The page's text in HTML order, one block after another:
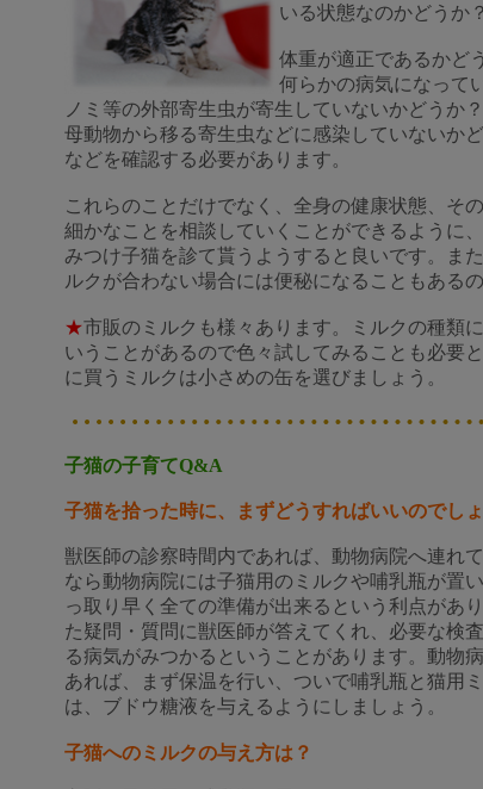
いる状態なのかどうか？
体重が適正であるかど
何らかの病気になって
ノミ等の外部寄生虫が寄生していないかどうか？
母動物から移る寄生虫などに感染していないか
などを確認する必要があります。
これらのことだけでなく、全身の健康状態、そ
細かなことを相談していくことができるように
みつけ子猫を診て貰うようすると良いです。ま
ルクが合わない場合には便秘になることもある
★市販のミルクも様々あります。ミルクの種類
いうことがあるので色々試してみることも必要
に買うミルクは小さめの缶を選びましょう。
子猫の子育てQ&A
子猫を拾った時に、まずどうすればいいのでし
獣医師の診察時間内であれば、動物病院へ連れ
なら動物病院には子猫用のミルクや哺乳瓶が置
っ取り早く全ての準備が出来るという利点があ
た疑問・質問に獣医師が答えてくれ、必要な検
る病気がみつかるということがあります。動物
あれば、まず保温を行い、ついで哺乳瓶と猫用
は、ブドウ糖液を与えるようにしましょう。
子猫へのミルクの与え方は？